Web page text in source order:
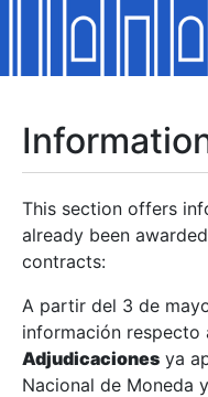
Show/Hide
Show/Hide
Show/Hide
Show/Hide
This section offers
already been
contracts:
A partir del 3 de
información respecto
Adjudicaciones ya
Nacional de Moneda